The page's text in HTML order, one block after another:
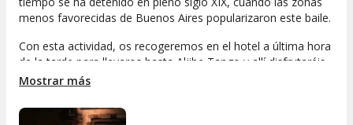
menos favorecidas de Buenos Aires popularizaron este baile.
Con esta actividad, os recogeremos en el hotel a última hora
de la tarde para llevaros hasta Aljibe Tango y allí disfrutaréis
del show y viviréis una
CENA EN ALJIBE TANGO
Mostrar más